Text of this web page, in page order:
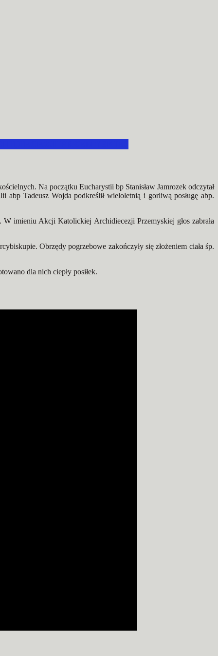
Na początku Eucharystii bp Stanisław Jamrozekodczytał
abp Tadeusz Wojda podkreślił wieloletnią i gorliwą posługę abp.
imieniu Akcji Katolickiej Archidiecezji Przemyskiej głos zabrała
Obrzędy pogrzebowe zakończyły się złożeniem ciała śp.
dla nich ciepły posiłek.